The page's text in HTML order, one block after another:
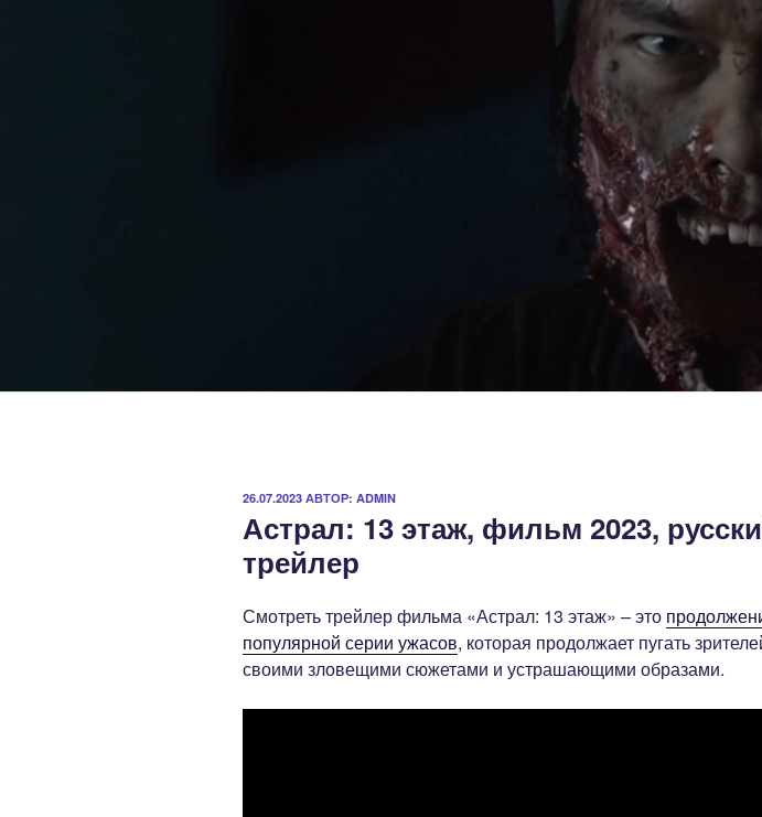
ОПУБЛИКОВАНО
26.07.2023 АВТОР: ADMIN
Астрал: 13 этаж, фильм 2023,
трейлер
Смотреть трейлер фильма «Астрал: 13 этаж» – это
популярной серии ужасов, которая продолжает пугать
своими зловещими сюжетами и устрашающими образами.